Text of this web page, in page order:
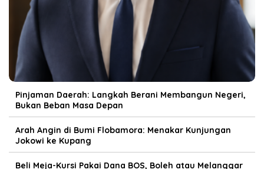
Pinjaman Daerah: Langkah Berani Membangun Negeri,
Bukan Beban Masa Depan
Arah Angin di Bumi Flobamora: Menakar Kunjungan
Jokowi ke Kupang
Beli Meja-Kursi Pakai Dana BOS, Boleh atau Melanggar